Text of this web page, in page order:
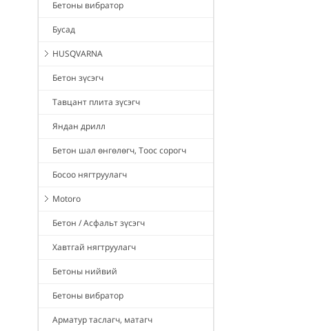
Бетоны вибратор
Бусад
HUSQVARNA
Бетон зүсэгч
Тавцант плита зүсэгч
Яндан дрилл
Бетон шал өнгөлөгч, Тоос сорогч
Босоо нягтруулагч
Motoro
Бетон / Асфальт зүсэгч
Хавтгай нягтруулагч
Бетоны нийвий
Бетоны вибратор
Арматур таслагч, матагч